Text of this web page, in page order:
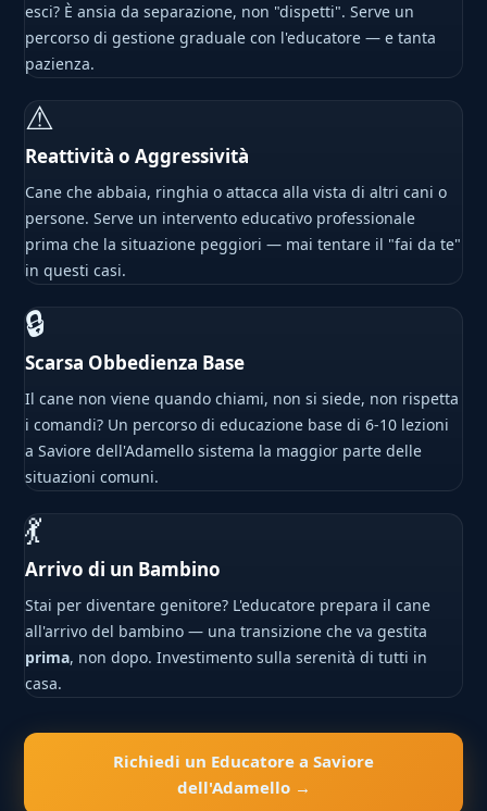
esci? È ansia da separazione, non "dispetti". Serve un
percorso di gestione graduale con l'educatore — e tanta
pazienza.
⚠
Reattività o Aggressività
Cane che abbaia, ringhia o attacca alla vista di altri cani o
persone. Serve un intervento educativo professionale
prima che la situazione peggiori — mai tentare il "fai da te"
in questi casi.
🔒
Scarsa Obbedienza Base
Il cane non viene quando chiami, non si siede, non rispetta
i comandi? Un percorso di educazione base di 6-10 lezioni
a Saviore dell'Adamello sistema la maggior parte delle
situazioni comuni.
💃
Arrivo di un Bambino
Stai per diventare genitore? L'educatore prepara il cane
all'arrivo del bambino — una transizione che va gestita
prima, non dopo. Investimento sulla serenità di tutti in
casa.
Richiedi un Educatore a Saviore
dell'Adamello →